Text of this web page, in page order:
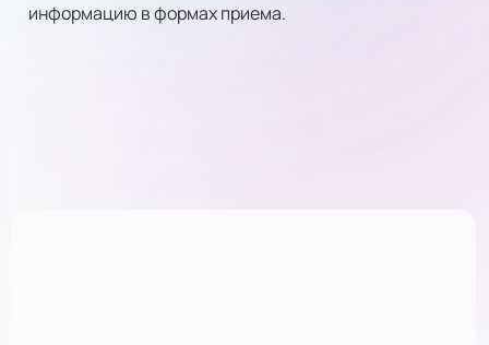
информацию в формах приема.